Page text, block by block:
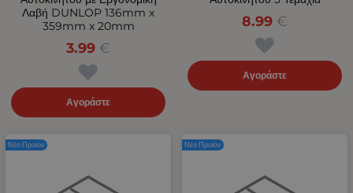
Λαβή DUNLOP 136mm x
359mm x 20mm
3.99 €
Αγοράστε
8.99 €
Αγοράστε
Νέο Προϊόν Νέο Προϊόν